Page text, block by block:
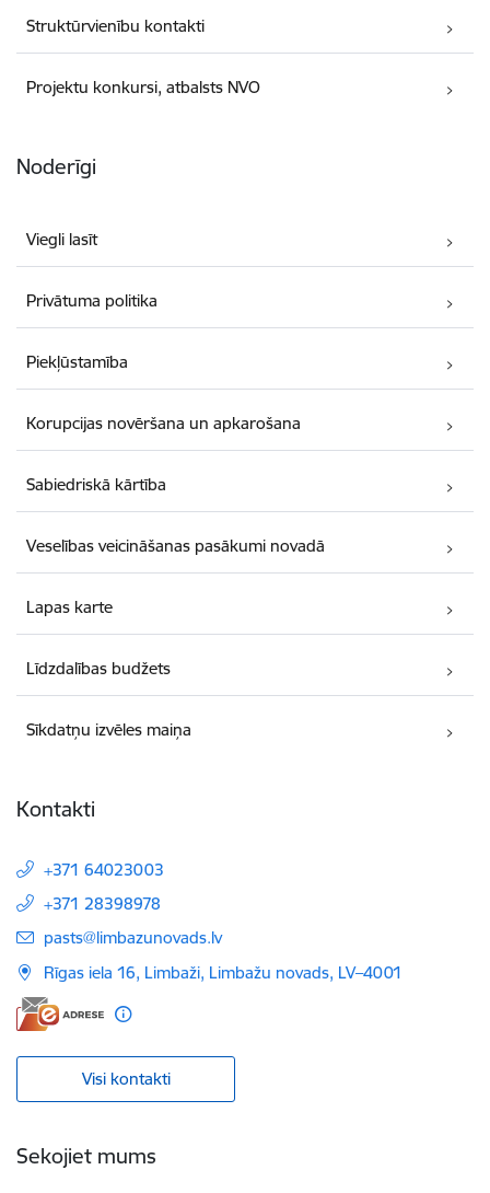
Struktūrvienību kontakti
Projektu konkursi, atbalsts NVO
Noderīgi
Viegli lasīt
Privātuma politika
Piekļūstamība
Korupcijas novēršana un apkarošana
Sabiedriskā kārtība
Veselības veicināšanas pasākumi novadā
Lapas karte
Līdzdalības budžets
Sīkdatņu izvēles maiņa
Kontakti
+371 64023003
+371 28398978
E-pasts:
pasts@limbazunovads.lv
Rīgas iela 16, Limbaži, Limbažu novads, LV–4001
Visi kontakti
Sekojiet mums